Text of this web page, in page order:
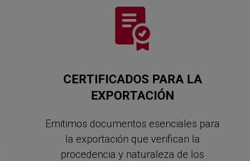
CERTIFICADOS PARA LA
EXPORTACIÓN
Emitimos documentos esenciales para
la exportación que verifican la
procedencia y naturaleza de los